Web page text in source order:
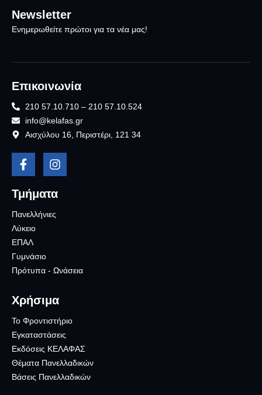
Newsletter
Ενημερωθείτε πρώτοι για τα νέα μας!
Επικοινωνία
210 57.10.710 – 210 57.10.524
info@kelafas.gr
Αισχύλου 16, Περιστέρι, 121 34
Τμήματα
Πανελλήνιες
Λύκειο
ΕΠΑΛ
Γυμνάσιο
Πρότυπα - Ωνάσεια
Χρήσιμα
Το Φροντιστήριο
Εγκαταστάσεις
Εκδόσεις ΚΕΛΑΦΑΣ
Θέματα Πανελλαδικών
Βάσεις Πανελλαδικών